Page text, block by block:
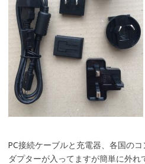
PC接続ケーブルと充電器、各国の
ダプターが入ってますが簡単に外